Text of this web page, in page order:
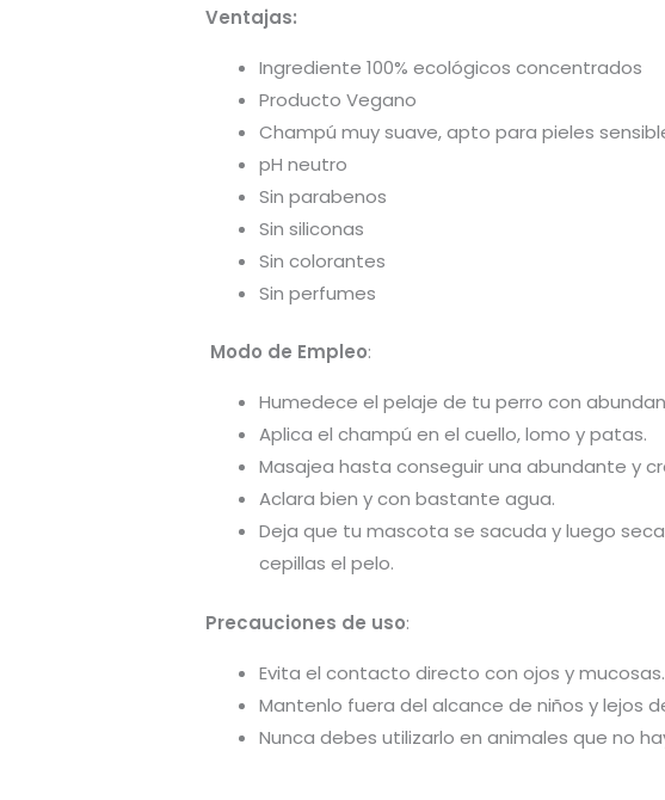
Ventajas:
Ingrediente 100% ecológicos concentrados
Producto Vegano
Champú muy suave, apto para pieles
pH neutro
Sin parabenos
Sin siliconas
Sin colorantes
Sin perfumes
Modo de Empleo:
Humedece el pelaje de tu perro con
Aplica el champú en el cuello, lomo y patas.
Masajea hasta conseguir una abundante y
Aclara bien y con bastante agua.
Deja que tu mascota se sacuda y luego
cepillas el pelo.
Precauciones de uso:
Evita el contacto directo con ojos y mucosas.
Mantenlo fuera del alcance de niños y lejos
Nunca debes utilizarlo en animales que no